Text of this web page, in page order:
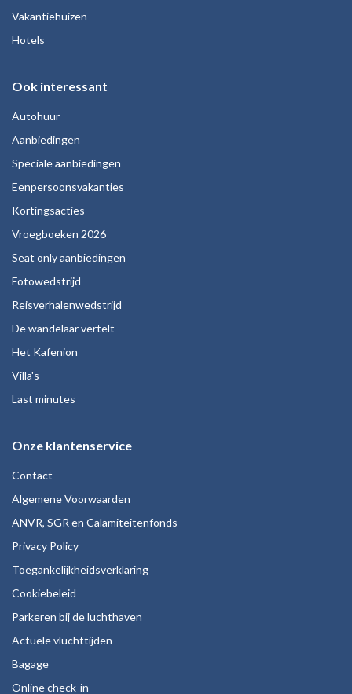
Vakantiehuizen
Hotels
Ook interessant
Autohuur
Aanbiedingen
Speciale aanbiedingen
Eenpersoonsvakanties
Kortingsacties
Vroegboeken 2026
Seat only aanbiedingen
Fotowedstrijd
Reisverhalenwedstrijd
De wandelaar vertelt
Het Kafenion
Villa's
Last minutes
Onze klantenservice
Contact
Algemene Voorwaarden
ANVR, SGR en Calamiteitenfonds
Privacy Policy
Toegankelijkheidsverklaring
Cookiebeleid
Parkeren bij de luchthaven
Actuele vluchttijden
Bagage
Online check-in